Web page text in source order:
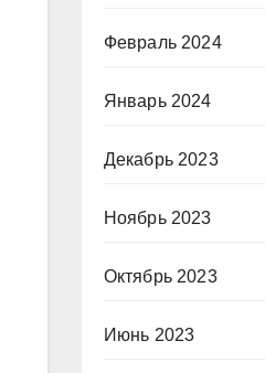
Февраль 2024
Январь 2024
Декабрь 2023
Ноябрь 2023
Октябрь 2023
Июнь 2023